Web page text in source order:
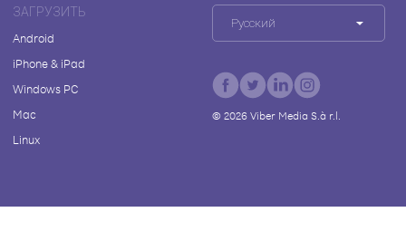
ЗАГРУЗИТЬ
Android
iPhone & iPad
Windows PC
Mac
Linux
Русский
© 2026Viber Media S.à r.l.